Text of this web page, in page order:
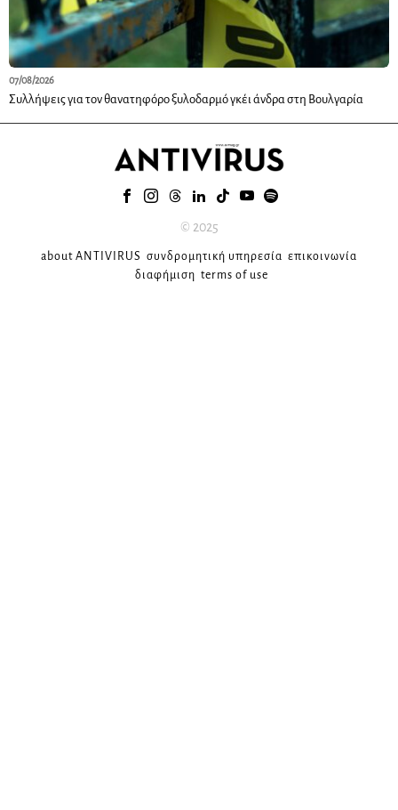
07/08/2026
Συλλήψεις για τον θανατηφόρο ξυλοδαρμό γκέι άνδρα στη Βουλγαρία
© 2025
about ANTIVIRUS συνδρομητική υπηρεσία επικοινωνία
διαφήμιση terms of use